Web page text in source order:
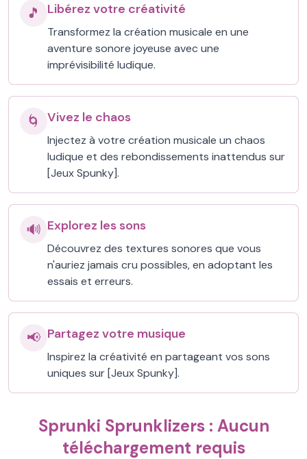
🎵 Libérez votre créativité
Transformez la création musicale en une
aventure sonore joyeuse avec une
imprévisibilité ludique.
🌀 Vivez le chaos
Injectez à votre création musicale un chaos
ludique et des rebondissements inattendus sur
[Jeux Spunky].
🔊 Explorez les sons
Découvrez des textures sonores que vous
n'auriez jamais cru possibles, en adoptant les
essais et erreurs.
📢 Partagez votre musique
Inspirez la créativité en partageant vos sons
uniques sur [Jeux Spunky].
Sprunki Sprunklizers : Aucun
téléchargement requis